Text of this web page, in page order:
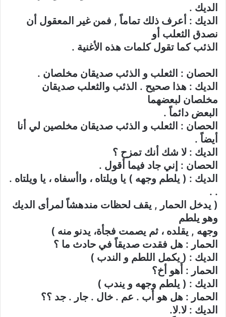
الديك .
الديك : أعرف ذلك تماماً , فمن غير المعقول أن
نصدق الثعلب أو
الذئب كما تقول كلمات هذه الأغنية .
الحصان : الثعلب و الذئب صديقان مخلصان .
الديك : هذا صحيح . الذئب والثعلب صديقان
مخلصان لبعضهما
البعض دائماً .
الحصان : الثعلب و الذئب صديقان مخلصين لي أنا
أيضاً .
الديك : لا شك أنك تمزح ؟
الحصان : إني جاد فيما أقول .
الديك : ( يلطم وجهه ) يا ويلتاه ، واأسفاه ، يا ويلتاه .
. .
( يدخل الحمار , يقف لحظات مندهشاً لمرأى الديك
وهو يلطم
وجهه , يقلده ، ثم يصمت فجأة، يدنو منه )
الحمار : هل فقدت صديقاً في حادث ما ؟
الديك : ( يكمل اللطم و الندب )
الحمار : أَهو أخ؟
الديك : ( يلطم وجهه و يندب )
الحمار : هل هو أب . عم . خال . جار . جد ؟؟
الديك : لا.لا.